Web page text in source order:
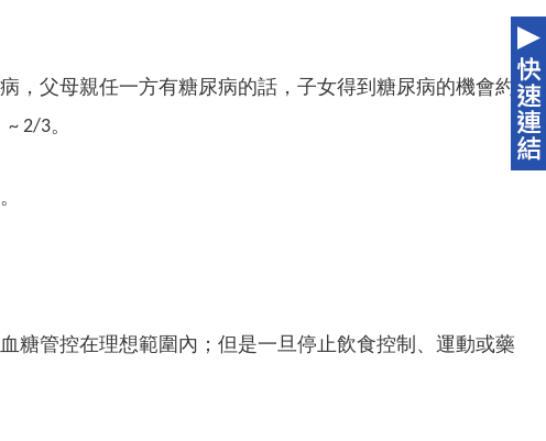
，父母親任一方有糖尿病的話，子女得到糖尿病的機會約
2/3。
糖管控在理想範圍內；但是一旦停止飲食控制、運動或藥